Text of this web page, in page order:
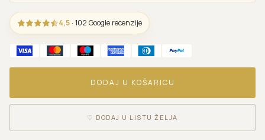
4,5 · 102 Google recenzije
DODAJ U KOŠARICU
♡ DODAJ U LISTU ŽELJA